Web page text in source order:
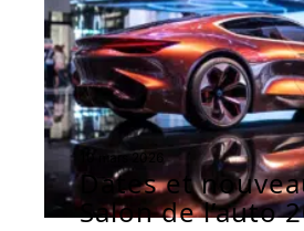
10 mars 2026
Dates et
Salon de l’auto